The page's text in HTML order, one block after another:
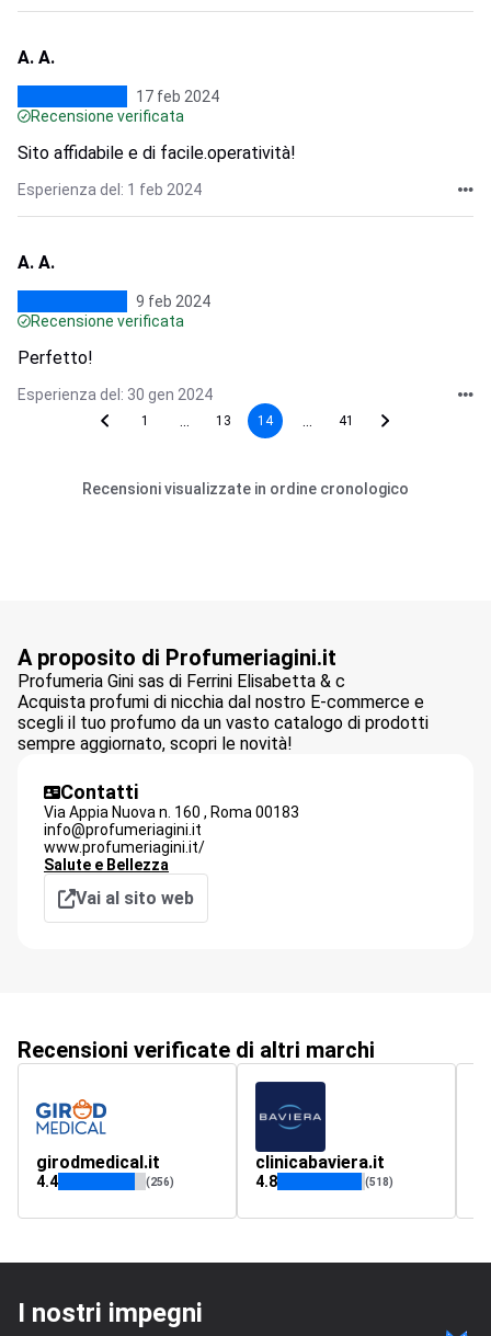
A. A.
17 feb 2024
Recensione verificata
Sito affidabile e di facile.operatività!
Esperienza del: 1 feb 2024
A. A.
9 feb 2024
Recensione verificata
Perfetto!
Esperienza del: 30 gen 2024
1 13 14 41
Recensioni visualizzate in ordine cronologico
A proposito di Profumeriagini.it
Profumeria Gini sas di Ferrini Elisabetta & c
Acquista profumi di nicchia dal nostro E-commerce e
scegli il tuo profumo da un vasto catalogo di prodotti
sempre aggiornato, scopri le novità!
Contatti
Via Appia Nuova n. 160 , Roma 00183
info@profumeriagini.it
www.profumeriagini.it/
Salute e Bellezza
Vai al sito web
Recensioni verificate di altri marchi
girodmedical.it
4.4 (256)
clinicabaviera.it
4.8 (518)
I nostri impegni